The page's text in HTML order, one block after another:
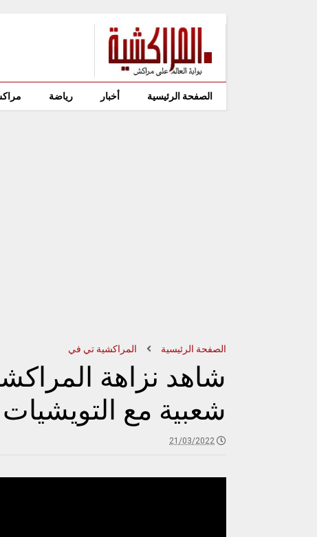
الصفحة الرئيسية أخبار رياضة
الصفحة الرئيسية المراكشية تي في
شاهد نزاهة
شعبية مع التويشيات
21/03/2022